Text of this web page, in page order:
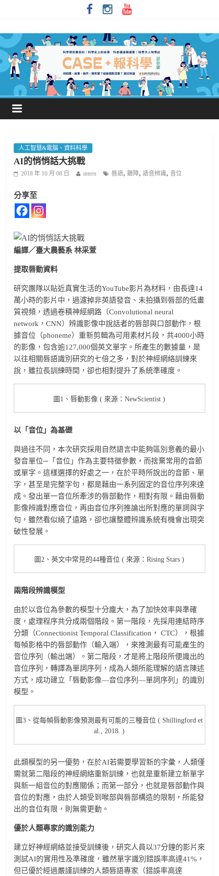
人工智慧&電腦、資料科學
AI的悄悄話大挑戰
2018 年 10 月 08 日 intern 唇語,聽障,語音辨識,音位
分享至
編譯／臺大農藝系 林采萱
提取唇動資料
研究團隊以貼近真實生活的YouTube影片為材料，由長達14
萬小時的影片中，過濾掉非英語發音、未拍攝到唇部的低畫
質視頻，透過卷積神經網路（Convolutional neural
network，CNN）辨識影像中說話者的唇部與口部動作，根
據音位（phoneme）重新剪輯為可用素材片段，共4000小時
的影像，包含逾127,000個英文單字。所產生的數據量，是
以往相關唇語識別研究的七倍之多，對於神經網絡訓練來
說，雖拉長訓練時間，卻也相對提升了系統準確度。
圖1、唇動影像 ( 來源：NewScientist )
以「音位」為基礎
與過往不同，本次研究採用自然語言中能夠區別意義的最小
發音單位─「音位」作為主要特徵參數，而捨棄常用的音節
或單字。這樣選擇的好處之一，在於平時所說出的音節、單
字，甚至是完整字句，都是藉由一系列固定的音位序列來達
成。發出單一音位所牽涉的唇部動作，相對有限。藉由唇動
影像辨識對應音位，再由音位序列推論出所對應的單詞與字
句，雖然看似繞了遠路，卻也讓整體辨識系統有機會出現突
破性發展。
圖2、英文中常見的44種音位 ( 來源：Rising Stars )
兩階段辨識模型
由於以音位為參數的模型十分龐大，為了加快效率與準確
度，處理程序共分成兩個階段。第一階段，先採用連結時序
分類（Connectionist Temporal Classification， CTC），根據
每幀影格中的唇部動作（輸入端），來推測最有可能產生的
音位序列（輸出端）。第二階段，才是將上階段所便識出的
音位序列，轉譯為單詞序列，成為人類所能理解的語言陳述
方式，成功建立「唇動影像—音位序列—單詞序列」的識別
模型。
圖3、從每幀唇動影像預測最有可能的三種音位 ( Shillingford et
al., 2018. )
此類模型的另一優勢，在於AI若需要學習新的字彙，人類僅
需就第二階段的神經網絡重新訓練，也就是重新建立新單字
與新一組音位的對應關係；而第一部分，也就是唇部動作與
音位的對應，由於人類受到喉部與唇部構造的限制，所能發
出的音位有限，則無需更動。
優於人類專家的識別能力
建立好神經網絡並接受訓練後，研究人員以37分鐘的影片來
測試AI的實用性及準確度，雖然單字識別錯誤率高達41%，
但已優於經過嚴謹訓練的人類唇語專家（錯誤率高達